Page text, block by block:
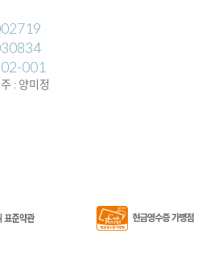
001
: 양미정